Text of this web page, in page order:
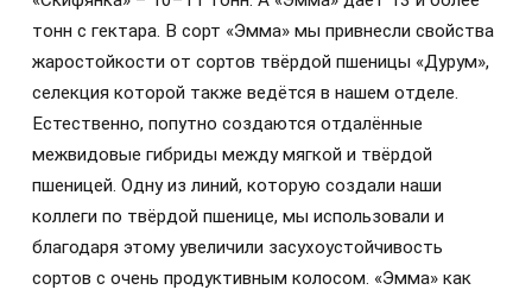
тонн с гектара. В сорт «Эмма» мы привнесли свойства
жаростойкости от сортов твёрдой пшеницы «Дурум»,
селекция которой также ведётся в нашем отделе.
Естественно, попутно создаются отдалённые
межвидовые гибриды между мягкой и твёрдой
пшеницей. Одну из линий, которую создали наши
коллеги по твёрдой пшенице, мы использовали и
благодаря этому увеличили засухоустойчивость
сортов с очень продуктивным колосом. «Эмма» как